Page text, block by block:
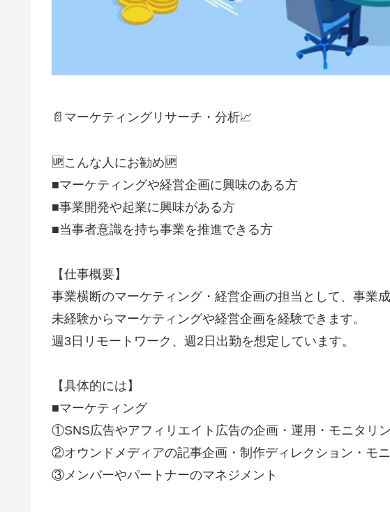
📄マーケティングリサーチ・分析📈
🆙こんな人にお勧め🆙
■マーケティングや経営企画に興味のある方
■事業開発や起業に興味がある方
■当事者意識を持ち事業を推進できる方
【仕事概要】
事業横断のマーケティング・経営企画の担当として、事業
未経験からマーケティングや経営企画を経験できます。
週3日リモートワーク、週2日出勤を想定しています。
【具体的には】
■マーケティング
①SNS広告やアフィリエイト広告の企画・運用・モニタリ
②オウンドメディアの記事企画・制作ディレクション・モ
③メンバーやパートナーのマネジメント